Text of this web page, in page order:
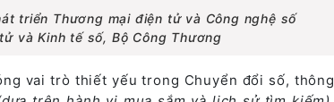
triển Thương mại điện tử và Công nghệ số
và Kinh tế số, Bộ Công Thương
vai trò thiết yếu trong Chuyển đổi số, thông